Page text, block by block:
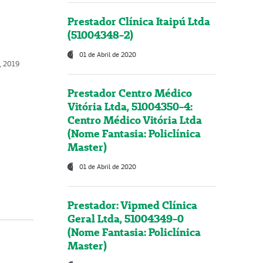
2019
Prestador Clínica Itaipú Ltda
(51004348-2)
01 de Abril de 2020
Prestador Centro Médico
Vitória Ltda, 51004350-4:
Centro Médico Vitória Ltda
(Nome Fantasia: Policlínica
Master)
01 de Abril de 2020
Prestador: Vipmed Clínica
Geral Ltda, 51004349-0
(Nome Fantasia: Policlínica
Master)